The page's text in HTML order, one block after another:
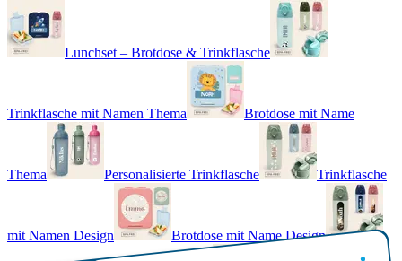
Lunchset – Brotdose & Trinkflasche
Trinkflasche mit Namen Thema Brotdose mit Name
Thema Personalisierte Trinkflasche Trinkflasche
mit Namen Design Brotdose mit Name Design